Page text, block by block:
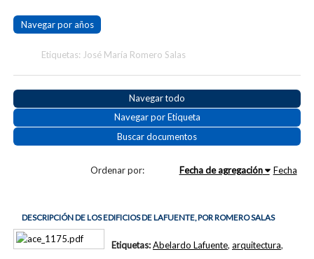
Navegar por años
Etiquetas: José María Romero Salas
Navegar todo
Navegar por Etiqueta
Buscar documentos
Ordenar por: Fecha de agregación Fecha
DESCRIPCIÓN DE LOS EDIFICIOS DE LAFUENTE, POR ROMERO SALAS
Etiquetas:Abelardo Lafuente, arquitectura,